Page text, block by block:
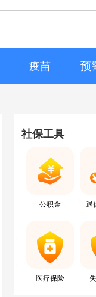
疫苗 预
社保工具
公积金 退
医疗保险